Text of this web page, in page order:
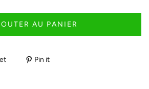
AU PANIER
Pin it